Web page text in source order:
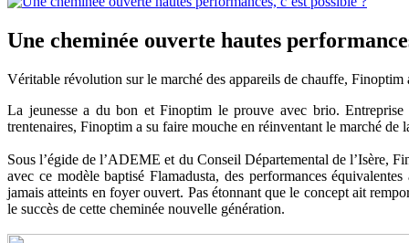
Une cheminée ouverte hautes
Véritable révolution sur le marché des appareils de chauffe,
La jeunesse a du bon et Finoptim le prouve avec brio.
trentenaires, Finoptim a su faire mouche en réinventant le marché
Sous l’égide de l’ADEME et du Conseil Départemental de l’Isère,
avec ce modèle baptisé Flamadusta, des performances
jamais atteints en foyer ouvert. Pas étonnant que le concept ait
le succès de cette cheminée nouvelle génération.